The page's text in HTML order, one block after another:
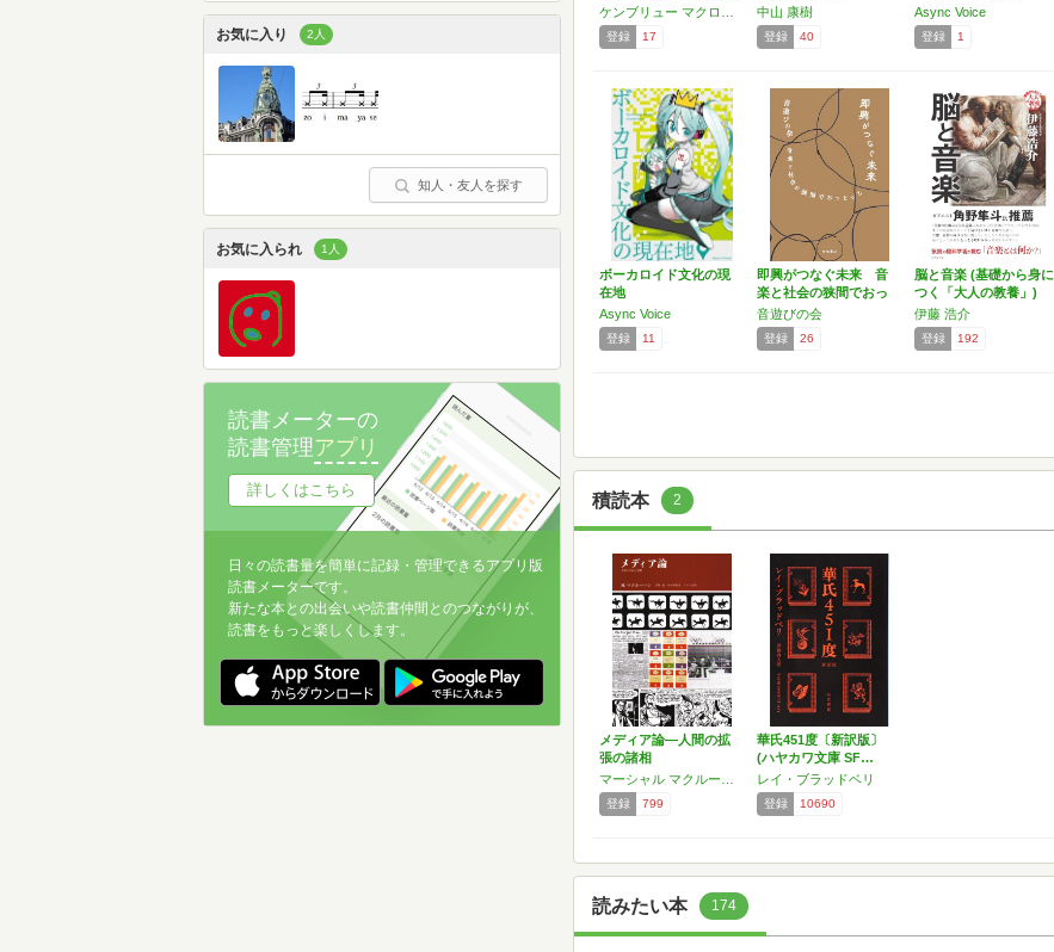
登録 17
中山 康樹
登録 40
Async Voice
登録 1
ボーカロイド文化の現
在地
Async Voice
登録 11
即興がつなぐ未来 音
楽と社会の狭間でおっ
とっと
音遊びの会
登録 26
脳と音楽 (基礎から身に
つく「大人の教養」)
伊藤 浩介
登録 192
積読本 2
メディア論―人間の拡
張の諸相
登録 799
華氏451度〔新訳版〕
(ハヤカワ文庫 SF…
レイ・ブラッドベリ
登録 10690
読みたい本 174
お気に入り 2人
知人・友人を探す
お気に入られ 1人
読書メーターの
読書管理アプリ
詳しくはこちら
日々の読書量を簡単に記録・管理できるアプリ版
読書メーターです。
新たな本との出会いや読書仲間とのつながりが、
読書をもっと楽しくします。